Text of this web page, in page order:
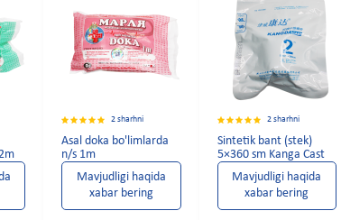
2 sharhni
Asal doka bo'limlarda
n/s 1m
Mavjudligi haqida
xabar bering
2 sharhni
Sintetik bant (stek)
5×360 sm Kanga Cast
Mavjudligi haqida
xabar bering